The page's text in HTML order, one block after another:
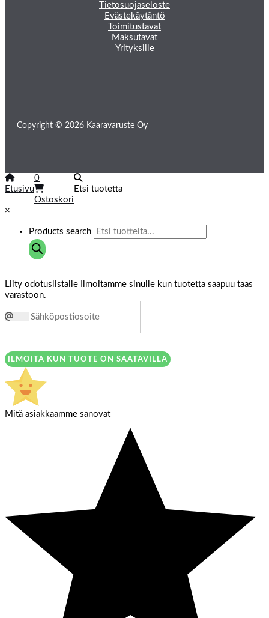
Tietosuojaseloste
Evästekäytäntö
Toimitustavat
Maksutavat
Yrityksille
Copyright © 2026 Kaaravaruste Oy
Etusivu
0
Ostoskori
Etsi tuotetta
×
Products search
Liity odotuslistalle
Ilmoitamme sinulle kun tuotetta saapuu taas
varastoon.
ILMOITA KUN TUOTE ON SAATAVILLA
Mitä asiakkaamme sanovat